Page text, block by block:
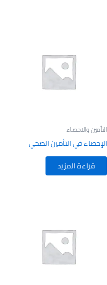
التأمين والاحصاء
الإحصاء في التأمين الصحي
قراءة المزيد